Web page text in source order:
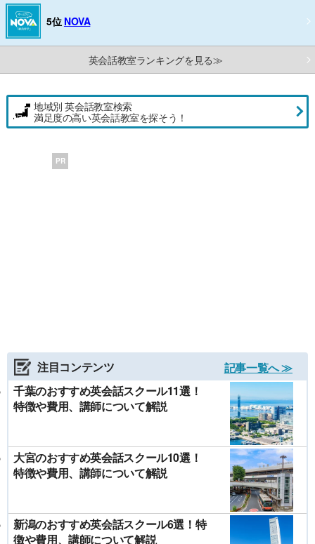
5位 NOVA
英会話教室ランキングを見る≫
地域別 英会話教室検索
満足度の高い英会話教室を探そう！
PR
注目コンテンツ
記事一覧へ ≫
千葉のおすすめ英会話スクール11選！
特徴や費用、講師について解説
大宮のおすすめ英会話スクール10選！
特徴や費用、講師について解説
新潟のおすすめ英会話スクール6選！特
徴や費用、講師について解説